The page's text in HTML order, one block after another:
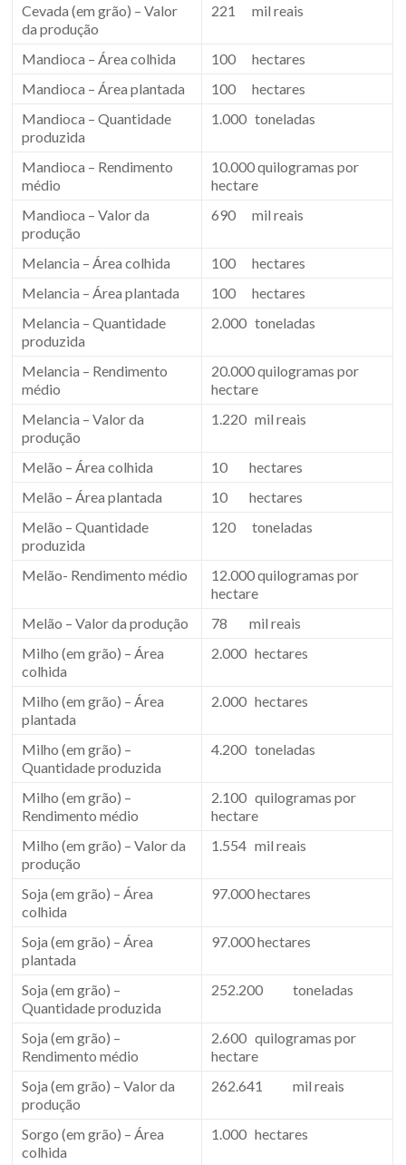
Cevada (em grão) – Valor
da produção
221 mil reais
Mandioca – Área colhida
100 hectares
Mandioca – Área plantada
100 hectares
Mandioca – Quantidade
produzida
1.000 toneladas
Mandioca – Rendimento
médio
10.000 quilogramas por
hectare
Mandioca – Valor da
produção
690 mil reais
Melancia – Área colhida
100 hectares
Melancia – Área plantada
100 hectares
Melancia – Quantidade
produzida
2.000 toneladas
Melancia – Rendimento
médio
20.000 quilogramas por
hectare
Melancia – Valor da
produção
1.220 mil reais
Melão – Área colhida
10 hectares
Melão – Área plantada
10 hectares
Melão – Quantidade
produzida
120 toneladas
Melão- Rendimento médio
12.000 quilogramas por
hectare
Melão – Valor da produção
78 mil reais
Milho (em grão) – Área
colhida
2.000 hectares
Milho (em grão) – Área
plantada
2.000 hectares
Milho (em grão) –
Quantidade produzida
4.200 toneladas
Milho (em grão) –
Rendimento médio
2.100 quilogramas por
hectare
Milho (em grão) – Valor da
produção
1.554 mil reais
Soja (em grão) – Área
colhida
97.000 hectares
Soja (em grão) – Área
plantada
97.000 hectares
Soja (em grão) –
Quantidade produzida
252.200 toneladas
Soja (em grão) –
Rendimento médio
2.600 quilogramas por
hectare
Soja (em grão) – Valor da
produção
262.641 mil reais
Sorgo (em grão) – Área
colhida
1.000 hectares